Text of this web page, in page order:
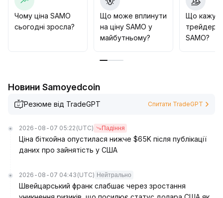
Чому ціна SAMO
сьогодні зросла?
Що може вплинути
на ціну SAMO у
майбутньому?
Що
трейдери
SAMO?
Новини Samoyedcoin
Резюме від TradeGPT Спитати TradeGPT
2026-08-07 05:22 (UTC) Падіння
Ціна біткойна опустилася нижче $65K після публікації
даних про зайнятість у США
2026-08-07 04:43 (UTC) Нейтрально
Швейцарський франк слабшає через зростання